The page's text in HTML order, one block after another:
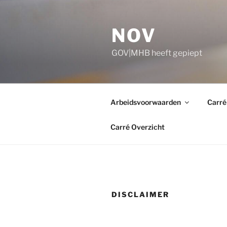
NOV
GOV|MHB heeft gepiept
Arbeidsvoorwaarden Carré
Carré Overzicht
DISCLAIMER